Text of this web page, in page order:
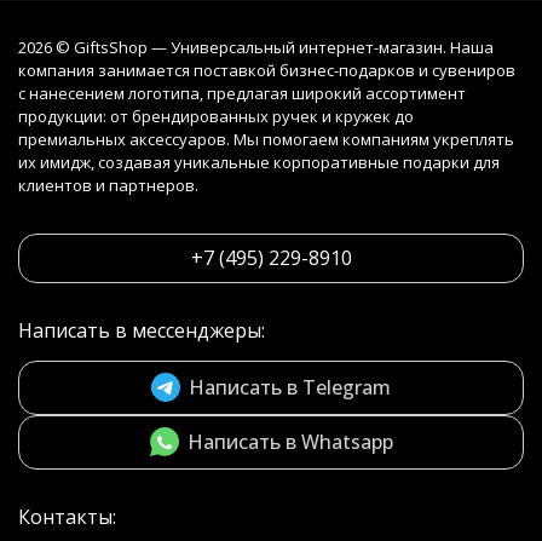
2026 © GiftsShop — Универсальный интернет-магазин. Наша
компания занимается поставкой бизнес-подарков и сувениров
с нанесением логотипа, предлагая широкий ассортимент
продукции: от брендированных ручек и кружек до
премиальных аксессуаров. Мы помогаем компаниям укреплять
их имидж, создавая уникальные корпоративные подарки для
клиентов и партнеров.
+7 (495) 229-8910
Написать в мессенджеры:
Написать в Telegram
Написать в Whatsapp
Контакты: